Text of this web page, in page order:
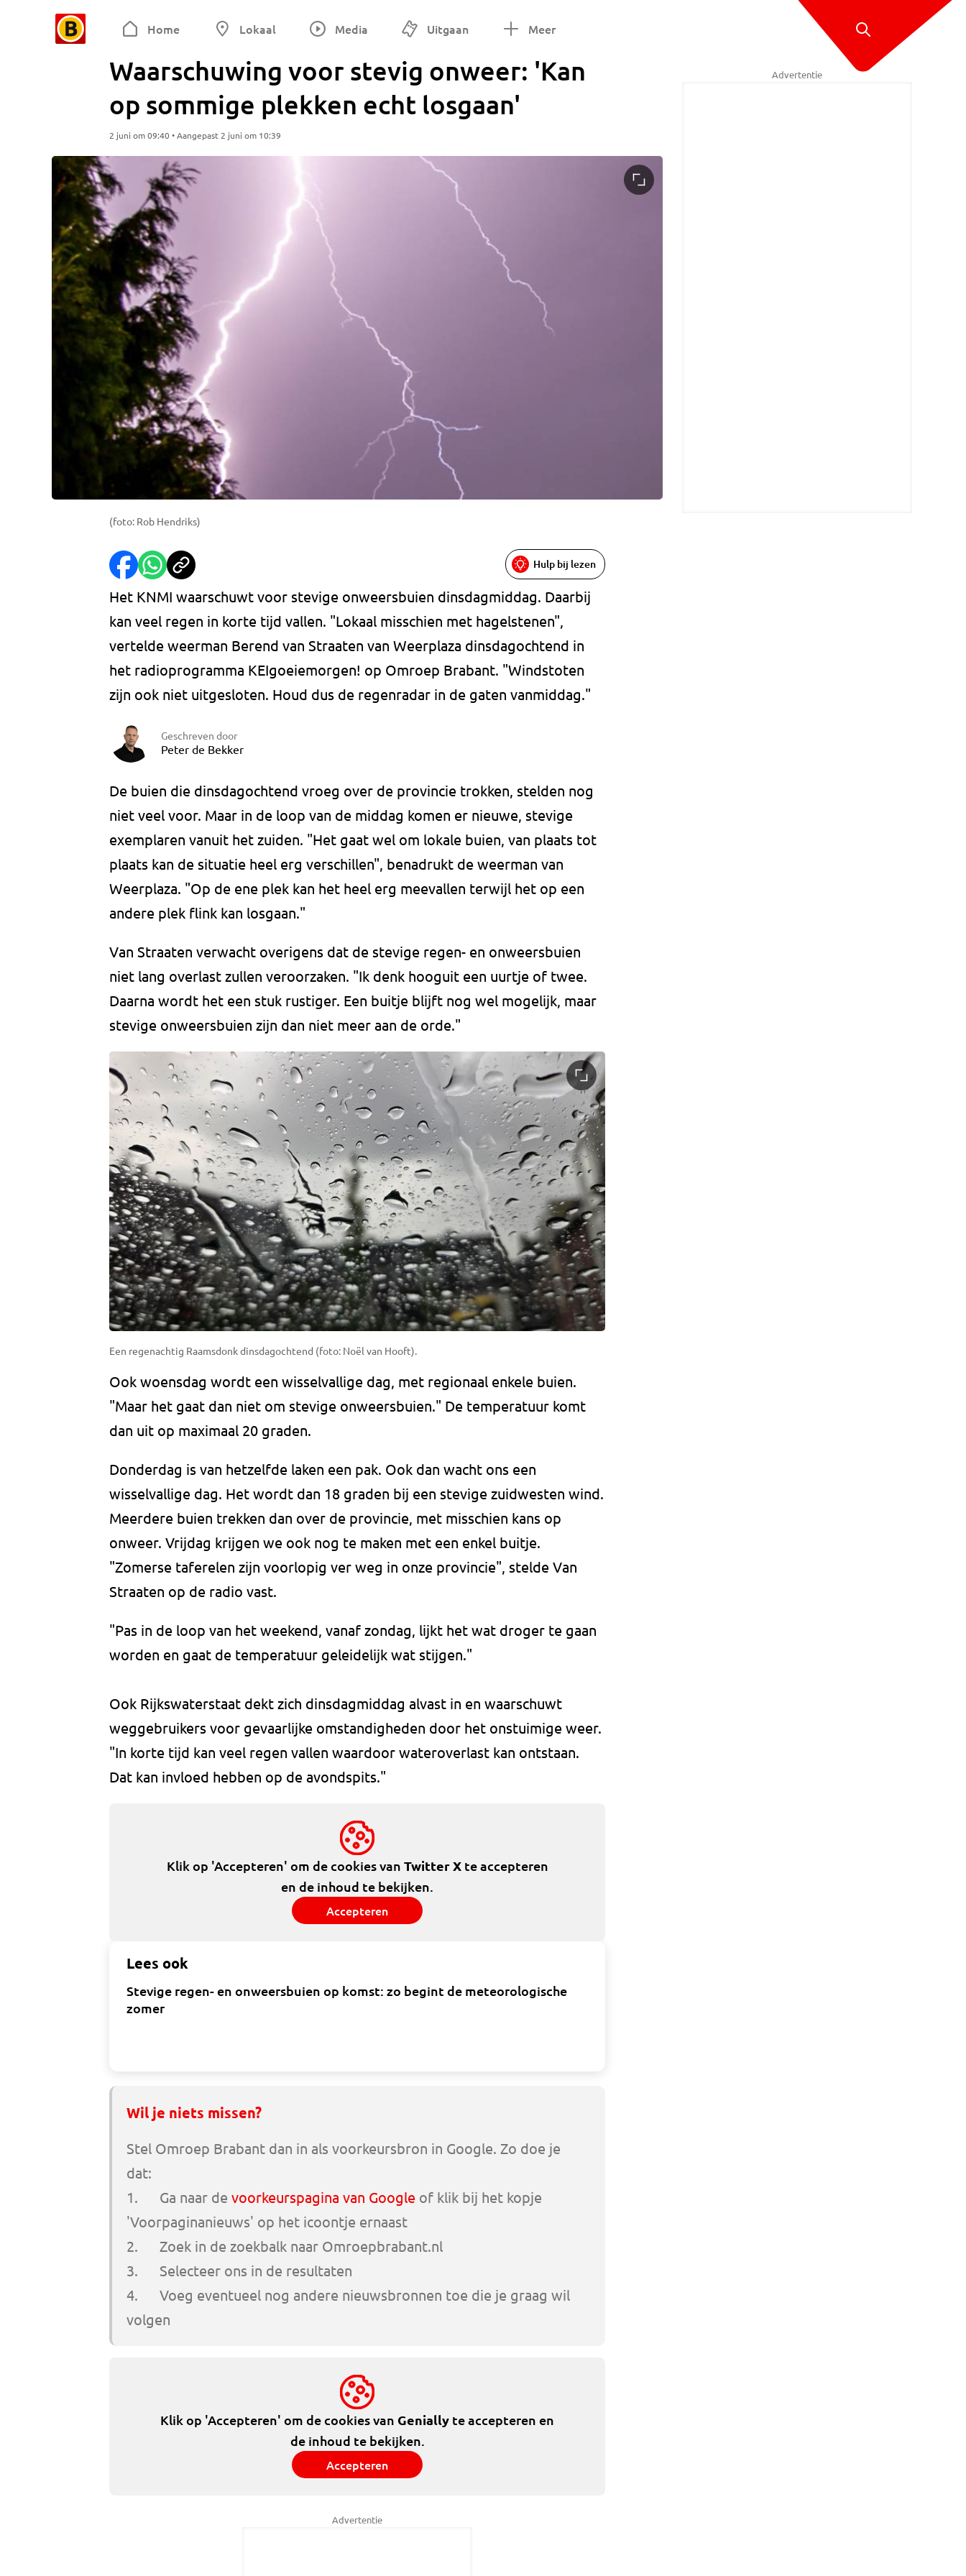
Home Lokaal Media Uitgaan Meer
Waarschuwing voor stevig onweer: 'Kan
op sommige plekken echt losgaan'
2 juni om 09:40 • Aangepast 2 juni om 10:39
(foto: Rob Hendriks)
Hulp bij lezen
Het KNMI waarschuwt voor stevige onweersbuien dinsdagmiddag. Daarbij
kan veel regen in korte tijd vallen. "Lokaal misschien met hagelstenen",
vertelde weerman Berend van Straaten van Weerplaza dinsdagochtend in
het radioprogramma KEIgoeiemorgen! op Omroep Brabant. "Windstoten
zijn ook niet uitgesloten. Houd dus de regenradar in de gaten vanmiddag."
Geschreven door
Peter de Bekker
De buien die dinsdagochtend vroeg over de provincie trokken, stelden nog
niet veel voor. Maar in de loop van de middag komen er nieuwe, stevige
exemplaren vanuit het zuiden. "Het gaat wel om lokale buien, van plaats tot
plaats kan de situatie heel erg verschillen", benadrukt de weerman van
Weerplaza. "Op de ene plek kan het heel erg meevallen terwijl het op een
andere plek flink kan losgaan."
Van Straaten verwacht overigens dat de stevige regen- en onweersbuien
niet lang overlast zullen veroorzaken. "Ik denk hooguit een uurtje of twee.
Daarna wordt het een stuk rustiger. Een buitje blijft nog wel mogelijk, maar
stevige onweersbuien zijn dan niet meer aan de orde."
Een regenachtig Raamsdonk dinsdagochtend (foto: Noël van Hooft).
Ook woensdag wordt een wisselvallige dag, met regionaal enkele buien.
"Maar het gaat dan niet om stevige onweersbuien." De temperatuur komt
dan uit op maximaal 20 graden.
Donderdag is van hetzelfde laken een pak. Ook dan wacht ons een
wisselvallige dag. Het wordt dan 18 graden bij een stevige zuidwesten wind.
Meerdere buien trekken dan over de provincie, met misschien kans op
onweer. Vrijdag krijgen we ook nog te maken met een enkel buitje.
"Zomerse taferelen zijn voorlopig ver weg in onze provincie", stelde Van
Straaten op de radio vast.
"Pas in de loop van het weekend, vanaf zondag, lijkt het wat droger te gaan
worden en gaat de temperatuur geleidelijk wat stijgen."
Ook Rijkswaterstaat dekt zich dinsdagmiddag alvast in en waarschuwt
weggebruikers voor gevaarlijke omstandigheden door het onstuimige weer.
"In korte tijd kan veel regen vallen waardoor wateroverlast kan ontstaan.
Dat kan invloed hebben op de avondspits."
Klik op 'Accepteren' om de cookies van Twitter Xte accepteren
en de inhoud te bekijken.
Accepteren
Lees ook
Stevige regen- en onweersbuien op komst: zo begint de meteorologische
zomer
Wil je niets missen?
Stel Omroep Brabant dan in als voorkeursbron in Google. Zo doe je
dat:
1. Ga naar de voorkeurspagina van Google of klik bij het kopje
'Voorpaginanieuws' op het icoontje ernaast
2. Zoek in de zoekbalk naar Omroepbrabant.nl
3. Selecteer ons in de resultaten
4. Voeg eventueel nog andere nieuwsbronnen toe die je graag wil
volgen
Klik op 'Accepteren' om de cookies van Genially te accepteren en
de inhoud te bekijken.
Accepteren
Advertentie
Advertentie